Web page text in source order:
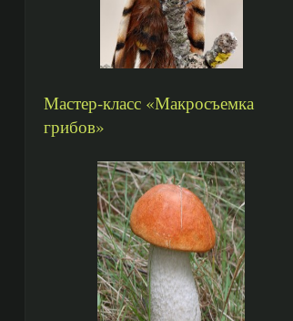
Мастер-класс «Макросъемка
грибов»